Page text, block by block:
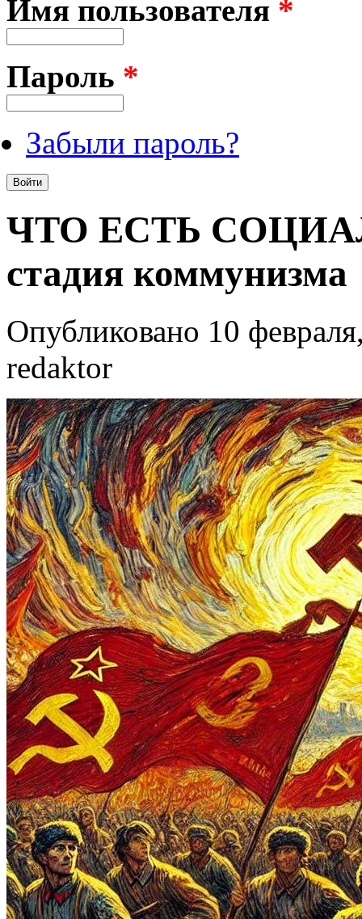
Имя пользователя *
Пароль *
Забыли пароль?
ЧТО ЕСТЬ
стадия коммунизма
Опубликовано 10
redaktor